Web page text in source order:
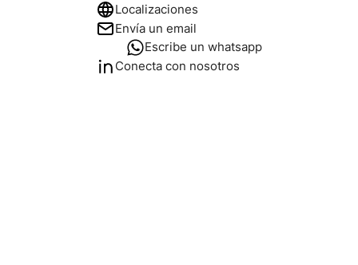
Localizaciones
Envía un email
Escribe un whatsapp
Conecta con nosotros